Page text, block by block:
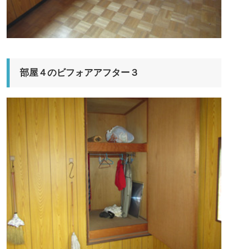
部屋４のビフォアアフター３